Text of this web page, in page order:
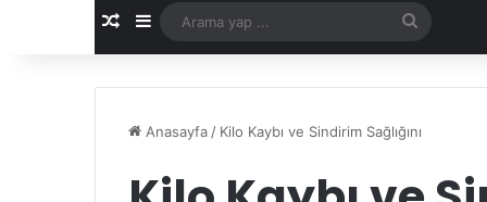
Rastgele Makale
Kenar Bölmesi
yap
Anasayfa / Kilo Kaybı ve Sindirim Sağlığını